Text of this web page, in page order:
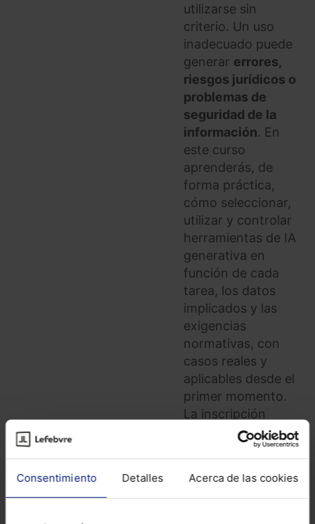
Consentimiento Detalles Acerca de las cookies
utilizarse sin
criterio. Un uso
inadecuado puede
generar errores,
riesgos jurídicos o
problemas de
seguridad de la
información. En
este curso
aprenderás, de
forma práctica,
cómo seleccionar,
utilizar y controlar
herramientas de IA
generativa en
función de cada
tarea, los datos
implicados y las
exigencias
normativas, con
casos reales y
aplicables desde el
primer momento.
La inscripción
incluye laGuía
Administración
Públicaen formato